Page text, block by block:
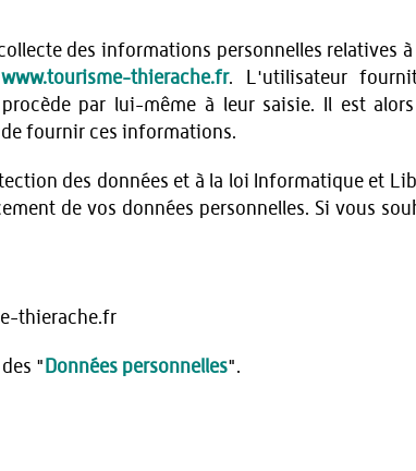
des informations personnelles relatives
www.tourisme-thierache.fr. L'utilisateur
par lui-même à leur saisie. Il est
fournir ces informations.
des données et à la loi Informatique et
de vos données personnelles. Si vous
thierache.fr
" Données personnelles".